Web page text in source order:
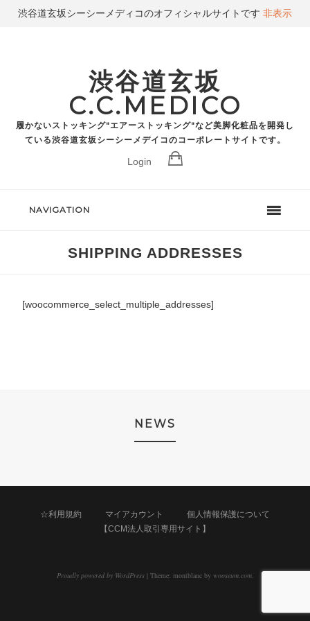
渋谷道玄坂
C.C.MEDICO
履かないストッキング"エアーストッキング"など美脚化粧品を開発し
ている渋谷道玄坂シーシーメデイコのコーポレートサイトです。
Login
NAVIGATION
SHIPPING ADDRESSES
[woocommerce_select_multiple_addresses]
NEWS
☆利用規約 マイアカウント
個人情報保護について
【CCM法人取引専用サイト】
Proudly powered by WordPress | Theme: montblanc by wooseum.com.
渋谷道玄坂シーシーメディコのオフィシャルサイトです 非表示